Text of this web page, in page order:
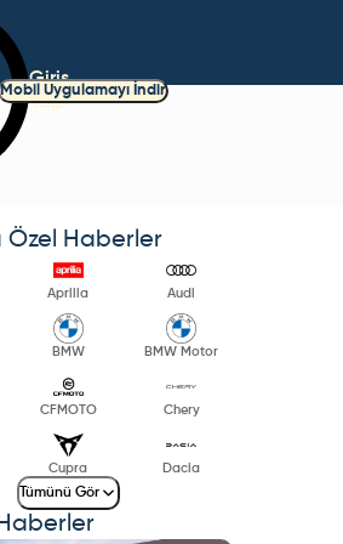
Giriş
Yap
Mobil Uygulamayı İndir
Özel Haberler
Aprilia Audi
BMW BMW Motor
CFMOTO Chery
Cupra Dacia
Tümünü Gör